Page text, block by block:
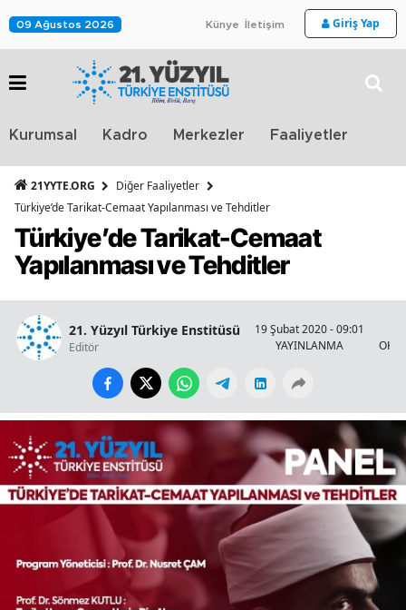
09 Ağustos 2026 Künye İletişim Giriş Yap
Kurumsal Kadro Merkezler Faaliyetler
21YYTE.ORG
Diğer Faaliyetler
Türkiye’de Tarikat-Cemaat Yapılanması ve Tehditler
Türkiye’de Tarikat-Cemaat
Yapılanması ve Tehditler
21. Yüzyıl Türkiye Enstitüsü
Editör
19 Şubat 2020 - 09:01
YAYINLANMA